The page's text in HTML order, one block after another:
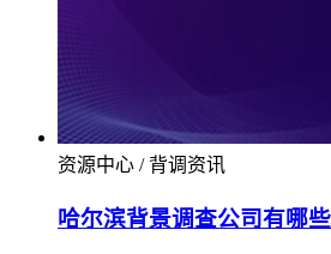
资源中心 / 背调资讯
哈尔滨背景调查公司有哪些